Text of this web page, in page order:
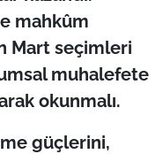
mahkûm
Mart seçimleri
muhalefete
okunmalı.
güçlerini,